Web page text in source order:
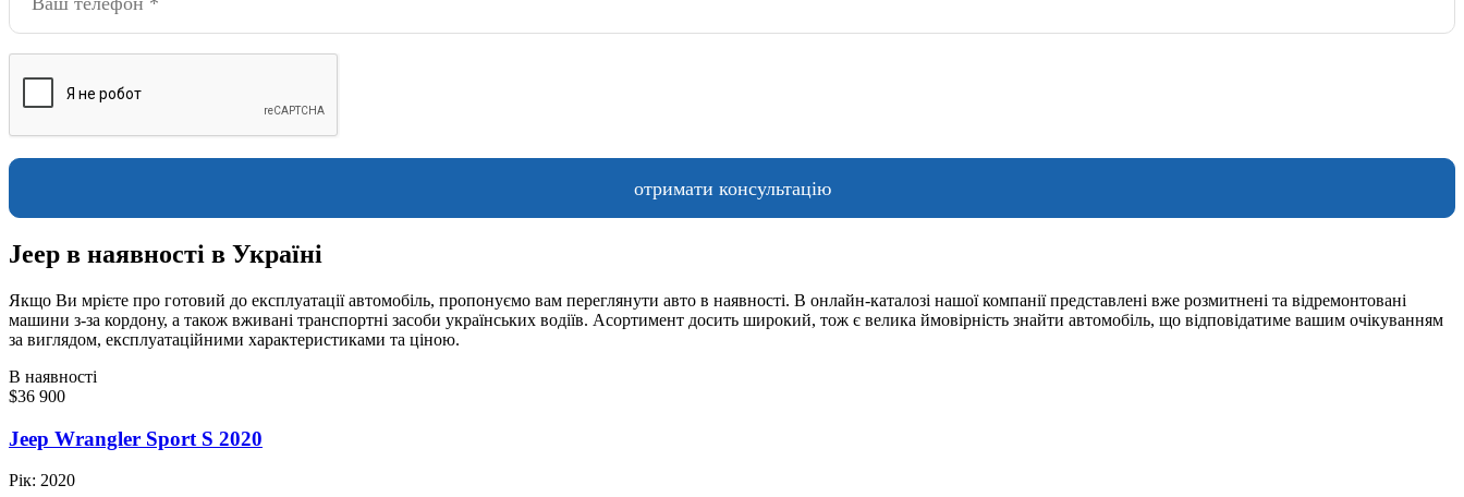
Jeep в наявності в Україні
Якщо Ви мрієте про готовий до експлуатації автомобіль, пропонуємо вам переглянути авто в наявності. В онлайн-каталозі нашої компанії представлені вже розмитнені та відремонтовані
машини з-за кордону, а також вживані транспортні засоби українських водіїв. Асортимент досить широкий, тож є велика ймовірність знайти автомобіль, що відповідатиме вашим очікуванням
за виглядом, експлуатаційними характеристиками та ціною.
В наявності
$36 900
Jeep Wrangler Sport S 2020
Рік: 2020